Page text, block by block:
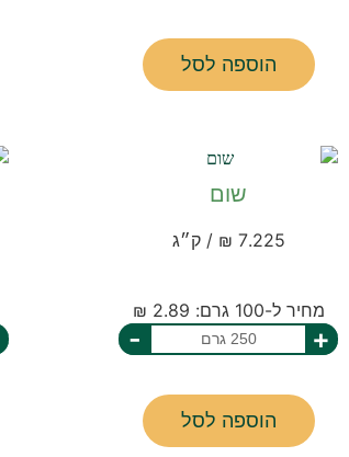
הוספה לסל
שום
7.225 ₪ / ק״ג
מחיר ל-100 גרם: 2.89 ₪
+
-
הוספה לסל